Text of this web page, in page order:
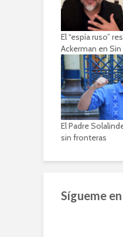
El “espía ruso”
Ackerman en Sin
El Padre
sin fronteras
Sígueme